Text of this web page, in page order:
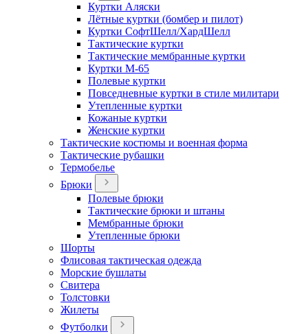
Куртки Аляски
Лётные куртки (бомбер и пилот)
Куртки СофтШелл/ХардШелл
Тактические куртки
Тактические мембранные куртки
Куртки М-65
Полевые куртки
Повседневные куртки в стиле милитари
Утепленные куртки
Кожаные куртки
Женские куртки
Тактические костюмы и военная форма
Тактические рубашки
Термобелье
Брюки
Полевые брюки
Тактические брюки и штаны
Мембранные брюки
Утепленные брюки
Шорты
Флисовая тактическая одежда
Морские бушлаты
Свитера
Толстовки
Жилеты
Футболки